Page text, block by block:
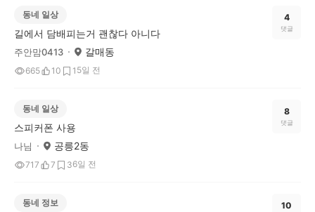
동네 일상
길에서 담배피는거 괜찮다 아니다
주안맘0413 갈매동
665 10 1 5일 전
4
댓글
동네 일상
스피커폰 사용
나님 공릉2동
717 7 36일 전
8
댓글
동네 정보 10